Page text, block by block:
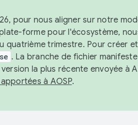
pour nous aligner sur notre
forme pour l'écosystème,
quatrième trimestre. Pour créer
. La branche de fichier manifeste
la plus récente envoyée à
à AOSP.